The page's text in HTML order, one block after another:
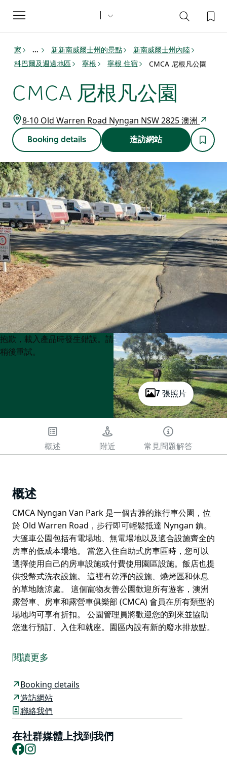
Toggle
navigation
家 ... 新新南威爾士州的景點
新南威爾士州內陸
科巴爾及週邊地區
寧根 寧根 住宿 CMCA 尼根凡公園
CMCA 尼根凡公園
8-10 Old Warren Road Nyngan NSW 2825 澳洲
Booking details 造訪網站
7 張照片
Product
List
Product
List
抱歉，載入產品時發生錯誤。請
稍後重試。
概述 附近 常見問題解答
概述
CMCA Nyngan Van Park 是一個古雅的旅行車公園，位
於 Old Warren Road，步行即可輕鬆抵達 Nyngan 鎮。
大篷車公園包括有電場地、無電場地以及適合設施齊全的
房車的低成本場地。 當您入住自助式房車區時，您可以
選擇使用自己的房車設施或付費使用園區設施。飯店也提
供投幣式洗衣設施。 這裡有乾淨的設施、燒烤區和休息
的草地陰涼處。 這個寵物友善公園歡迎所有遊客，澳洲
露營車、房車和露營車俱樂部 (CMCA) 會員在所有類型的
場地均可享有折扣。 公園管理員將歡迎您的到來並協助
您進行預訂、入住和就座。園區內設有新的廢水排放點。
於 Old Warren Road，步行即可輕鬆抵達 Nyngan 鎮。
房車的低成本場地。
當您入住自助式房車區時，您可以選擇使用自己的房車設
施或付費使用園區設施。飯店也提供投幣式洗衣設施。
這裡有乾淨的設施、燒烤區和休息的草地陰涼處。
這個寵物友善公園歡迎所有遊客，澳洲露營車、房車和露
閱讀更多
Booking details
造訪網站
聯絡我們
在社群媒體上找到我們
Facebook